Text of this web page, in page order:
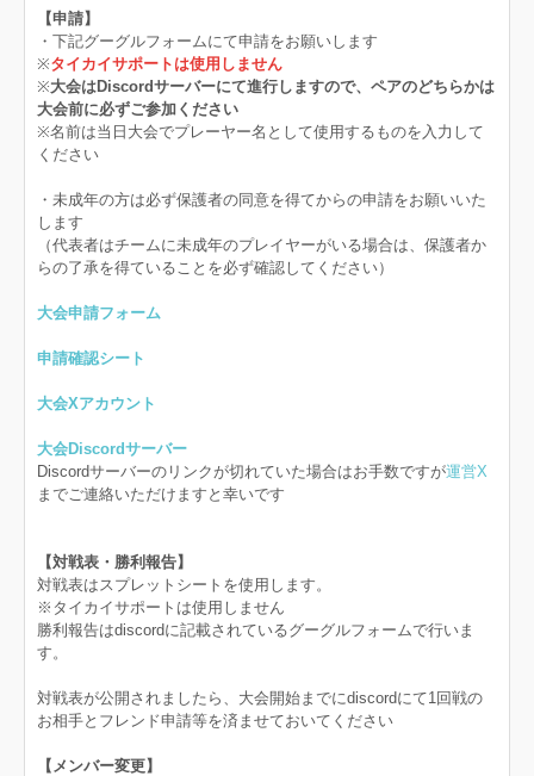
【申請】
・下記グーグルフォームにて申請をお願いします
※タイカイサポートは使用しません
※大会はDiscordサーバーにて進行しますので、ペアのどちらかは
大会前に必ずご参加ください
※名前は当日大会でプレーヤー名として使用するものを入力して
ください
・未成年の方は必ず保護者の同意を得てからの申請をお願いいた
します
（代表者はチームに未成年のプレイヤーがいる場合は、保護者か
らの了承を得ていることを必ず確認してください）
大会申請フォーム
申請確認シート
大会Xアカウント
大会Discordサーバー
Discordサーバーのリンクが切れていた場合はお手数ですが運営X
までご連絡いただけますと幸いです
【対戦表・勝利報告】
対戦表はスプレットシートを使用します。
※タイカイサポートは使用しません
勝利報告はdiscordに記載されているグーグルフォームで行いま
す。
対戦表が公開されましたら、大会開始までにdiscordにて1回戦の
お相手とフレンド申請等を済ませておいてください
【メンバー変更】